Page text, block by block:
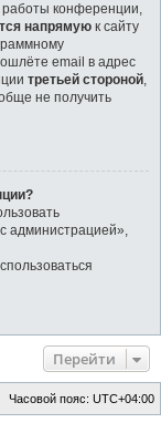
работы конференции,
напрямую к сайту
email в адрес
третьей стороной,
не получить
администрацией»,
Перейти
Часовой пояс: UTC+04:00